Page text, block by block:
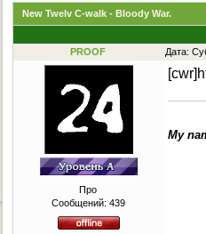
New Twelv C-walk - Bloody War.
PROOF Дата:
Про
Сообщений: 439
My